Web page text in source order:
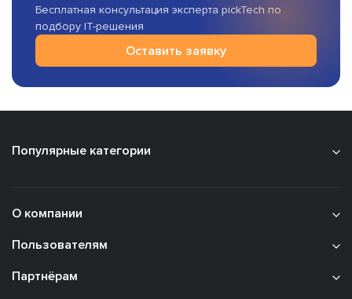
Бесплатная консультация эксперта pickTech по
подбору IT-решения
Оставить заявку
Популярные категории
О компании
Пользователям
Партнёрам